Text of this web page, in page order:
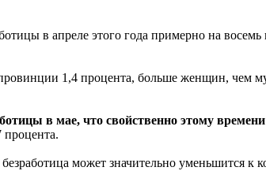
в апреле этого года примерно на
1,4 процента, больше женщин, чем
в мае, что свойственно этому времени
может значительно уменьшится к